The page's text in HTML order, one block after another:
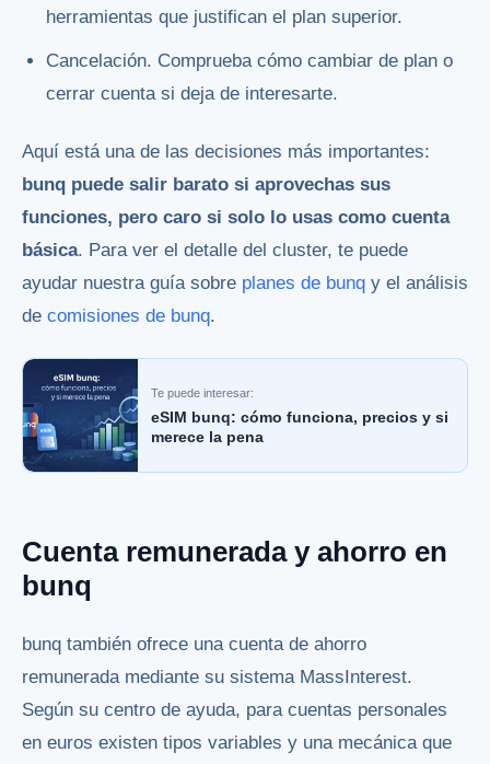
herramientas que justifican el plan superior.
Cancelación. Comprueba cómo cambiar de plan o
cerrar cuenta si deja de interesarte.
Aquí está una de las decisiones más importantes:
bunq puede salir barato si aprovechas sus
funciones, pero caro si solo lo usas como cuenta
básica. Para ver el detalle del cluster, te puede
ayudar nuestra guía sobre planes de bunq y el análisis
de comisiones de bunq.
Te puede interesar:
eSIM bunq: cómo funciona, precios y si
merece la pena
Cuenta remunerada y ahorro en
bunq
bunq también ofrece una cuenta de ahorro
remunerada mediante su sistema MassInterest.
Según su centro de ayuda, para cuentas personales
en euros existen tipos variables y una mecánica que